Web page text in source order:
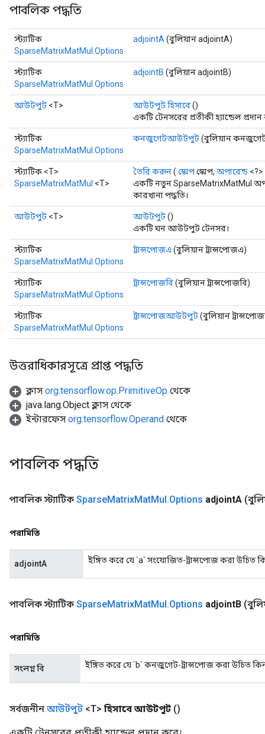
পাবলিক পদ্ধতি
স্ট্যাটিক
SparseMatrixMatMul.Options
adjointA (বুলিয়ান adjointA)
স্ট্যাটিক
SparseMatrixMatMul.Options
adjointB (বুলিয়ান adjointB)
আউটপুট <T> আউটপুট হিসাবে()
একটি টেনসরের প্রতীকী হ্যান্ডেল
স্ট্যাটিক
SparseMatrixMatMul.Options
কনজুগেটআউটপুট(বুলিয়ান
স্ট্যাটিক <T>
SparseMatrixMatMul <T>
তৈরি করুন( স্কোপস্কোপ, অপারেন্ড
একটি নতুন SparseMatrixMatMul
কারখানা পদ্ধতি।
আউটপুট <T> আউটপুট()
একটি ঘন আউটপুট টেনসর।
স্ট্যাটিক
SparseMatrixMatMul.Options
ট্রান্সপোজএ (বুলিয়ান ট্রান্সপোজএ)
স্ট্যাটিক
SparseMatrixMatMul.Options
ট্রান্সপোজবি(বুলিয়ান ট্রান্সপোজবি)
স্ট্যাটিক
SparseMatrixMatMul.Options
ট্রান্সপোজআউটপুট(বুলিয়ান
উত্তরাধিকারসূত্রে প্রাপ্ত পদ্ধতি
ক্লাস org.tensorflow.op.PrimitiveOp থেকে
java.lang.Object ক্লাস থেকে
ইন্টারফেস org.tensorflow.Operand থেকে
পাবলিক পদ্ধতি
পাবলিক স্ট্যাটিক SparseMatrixMatMul.Options adjointA
পরামিতি
adjointA ইঙ্গিত করে যে `a` সংযোজিত-ট্রান্সপোজ করা উচিত
পাবলিক স্ট্যাটিক SparseMatrixMatMul.Options adjointB
পরামিতি
সংলগ্ন বি ইঙ্গিত করে যে `b` কনজুগেট-ট্রান্সপোজ করা উচিত
সর্বজনীন আউটপুট <T> হিসাবে আউটপুট ()